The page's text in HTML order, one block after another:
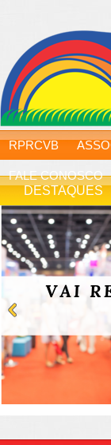
RPRCVB
FALE CONOSCO
DESTAQUES